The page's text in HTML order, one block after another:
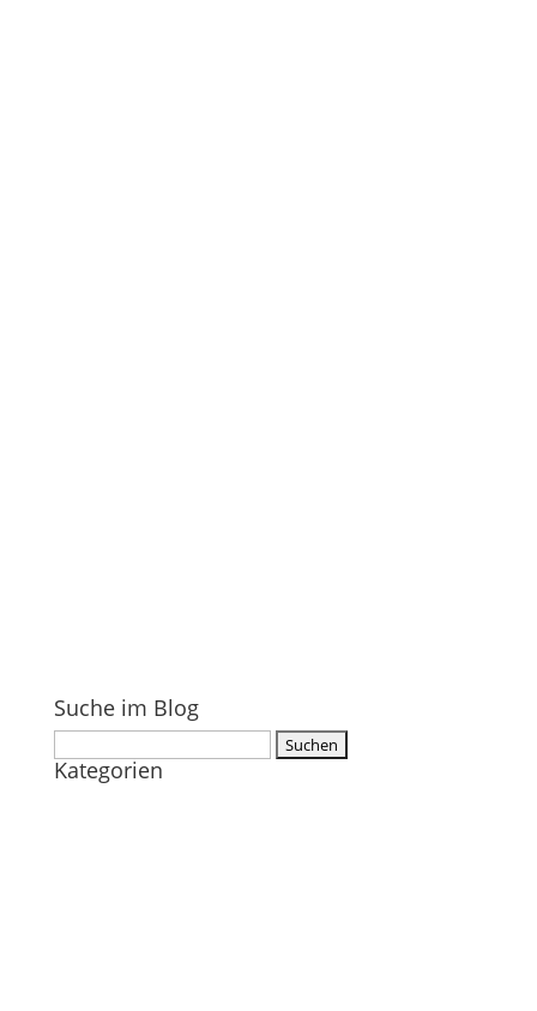
Suche im Blog
nach:
Kategorien